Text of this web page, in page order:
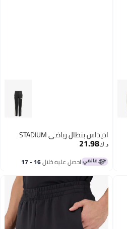
اديداس بنطال رياضي STADIUM
21.98
احصل عليه خلال 16 - 17